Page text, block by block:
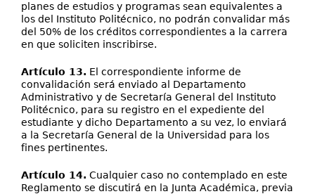
planes de estudios y programas sean equivalentes a
los del Instituto Politécnico, no podrán convalidar más
del 50% de los créditos correspondientes a la carrera
en que soliciten inscribirse.
Artículo 13. El correspondiente informe de
convalidación será enviado al Departamento
Administrativo y de Secretaría General del Instituto
Politécnico, para su registro en el expediente del
estudiante y dicho Departamento a su vez, lo enviará
a la Secretaría General de la Universidad para los
fines pertinentes.
Artículo 14. Cualquier caso no contemplado en este
Reglamento se discutirá en la Junta Académica, previa